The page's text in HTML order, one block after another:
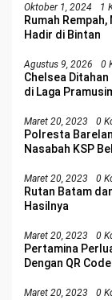
Oktober 1, 2024 1
Rumah
Hadir di Bintan
Agustus 9, 2026 0
Chelsea
di Laga
Maret 20, 2023 0
Polresta
Nasabah KSP
Maret 20, 2023 0
Rutan Batam
Hasilnya
Maret 20, 2023 0
Pertamina
Dengan QR
Maret 20, 2023 0